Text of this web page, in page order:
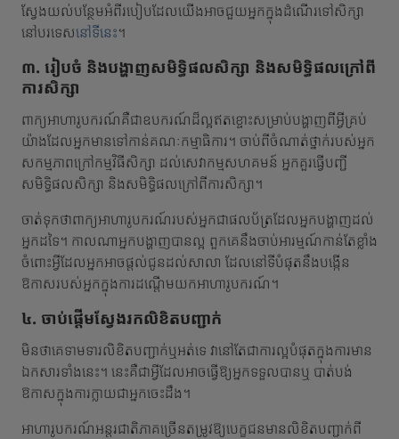
ស្វែងយល់បន្ថែមអំពីរបៀបដែលយើងអាចជួយអ្នកក្នុងដំណើរទៅសិក្សា
នៅបរទេសនៅទីនេះ។​
៣. រៀបចំ និងបង្ហាញសមិទ្ធិផលសិក្សា និងសមិទ្ធិផលក្រៅពី
ការសិក្សា
ពាក្យអាហារូបករណ៍គឺជាឧបករណ៍ដ៏ល្អឥតខ្ចោះសម្រាប់បង្ហាញពីអ្វីគ្រប់
យ៉ាងដែលអ្នកមានទៅកាន់គណៈកម្មាធិការ។ ចាប់ពីចំណាត់ថ្នាក់របស់អ្នក
សកម្មភាពក្រៅកម្មវិធីសិក្សា ដល់សេវាកម្មសហគមន៍ អ្នកគួរធ្វើបញ្ជី
សមិទ្ធិផលសិក្សា និងសមិទ្ធិផលក្រៅពីការសិក្សា។
ចាត់ទុកថាពាក្យអាហារូបករណ៍របស់អ្នកជាផលប័ត្រដែលអ្នកបង្ហាញដល់
អ្នកដទៃ។ កាលណាអ្នកបង្ហាញបានល្អ ពួកគេនឹងចាប់អារម្មណ៍កាន់តែខ្លាំង
ចំពោះអ្វីដែលអ្នកអាចផ្តល់ជូនដល់សាលា ដែលនៅទីបំផុតនឹងបង្កើន
ឱកាសរបស់អ្នកក្នុងការដណ្តើមយកអាហារូបករណ៍។
៤. ចាប់ផ្តើមស្វែងរកលិខិតបញ្ជាក់
មិនថាគេទាមទារលិខិតបញ្ជាក់ឬអត់ទេ វានៅតែជាការល្អបំផុតក្នុងការមាន
ឯកសារទាំងនេះ។ នេះគឺជាអ្វីដែលអាចធ្វើឱ្យអ្នកទទួលបានឬ បាត់បង់
ឱកាសក្នុងការក្លាយជាអ្នកចេះដឹង។
អាហារូបករណ៍អន្តរជាតិភាគច្រើនតម្រូវឱ្យបេក្ខជនមានលិខិតបញ្ជាក់ពី